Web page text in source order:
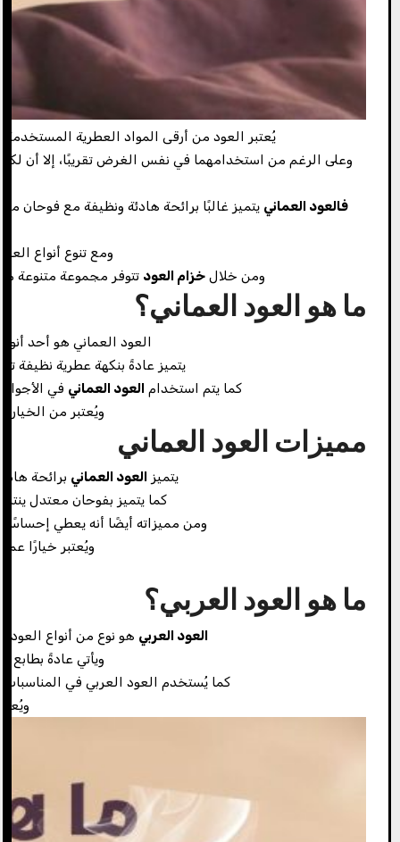
يُعتبر العود من أرقى المواد العطرية المستخدمة
وعلى الرغم من استخدامهما في نفس الغرض تقريبًا، إلا أن
فالعود العماني يتميز غالبًا برائحة هادئة ونظيفة مع فوحان
ومع تنوع أنواع
ومن خلال خزام العود تتوفر مجموعة متنوعة
ما هو العود العماني؟
العود العماني هو أحد
يتميز عادةً بنكهة عطرية نظيفة
كما يتم استخدام العود العماني في
ويُعتبر من
مميزات العود العماني
يتميز العود العماني برائحة
كما يتميز بفوحان معتدل
ومن مميزاته أيضًا أنه يعطي
ويُعتبر خيارًا
ما هو العود العربي؟
العود العربي هو نوع من أنواع العود
ويأتي عادةً
كما يُستخدم العود العربي في المناسبات